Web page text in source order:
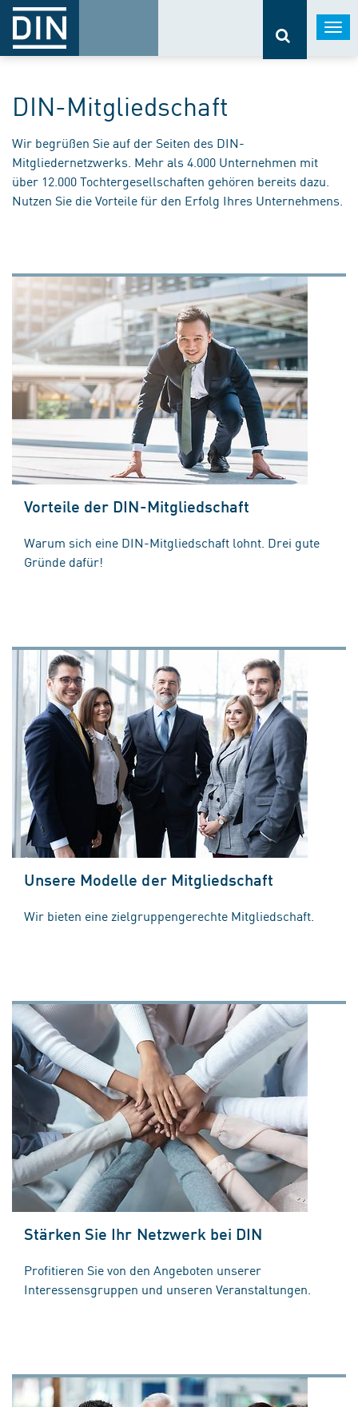
DIN-Mitgliedschaft
Wir begrüßen Sie auf der Seiten des DIN-
Mitgliedernetzwerks. Mehr als 4.000 Unternehmen mit
über 12.000 Tochtergesellschaften gehören bereits dazu.
Nutzen Sie die Vorteile für den Erfolg Ihres Unternehmens.
Vorteile der DIN-Mitgliedschaft
Warum sich eine DIN-Mitgliedschaft lohnt. Drei gute
Gründe dafür!
Unsere Modelle der Mitgliedschaft
Wir bieten eine zielgruppengerechte Mitgliedschaft.
Stärken Sie Ihr Netzwerk bei DIN
Profitieren Sie von den Angeboten unserer
Interessensgruppen und unseren Veranstaltungen.